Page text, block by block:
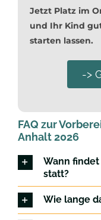
Jetzt Platz im
und Ihr Kind
starten lassen.
->
FAQ zur
Anhalt 2026
Wann
statt?
Wie lange